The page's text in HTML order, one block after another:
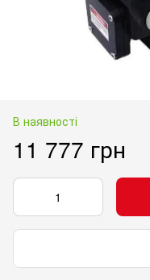
В наявності
11 777 грн